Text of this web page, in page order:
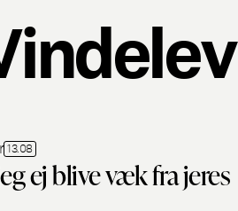
13.08
ej blive væk fra jeres